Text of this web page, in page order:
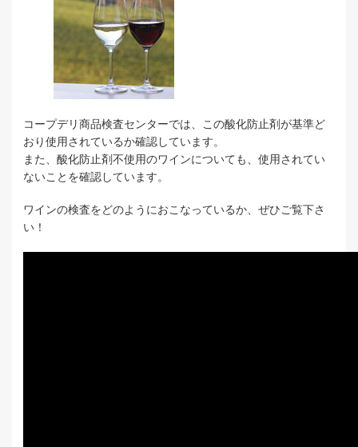
コープデリ商品検査センターでは、この酸化防止剤が基準ど
おり使用されているか確認しています。
また、酸化防止剤不使用のワインについても、使用されてい
ないことを確認しています。
ワインの検査をどのようにおこなっているか、ぜひご覧下さ
い！